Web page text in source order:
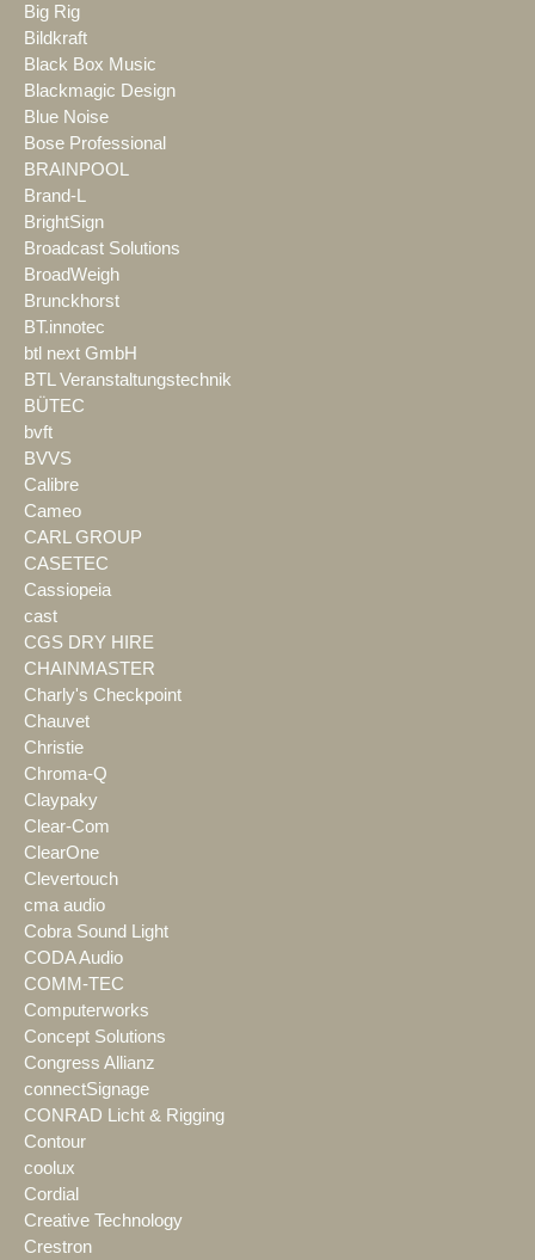
Big Rig
Bildkraft
Black Box Music
Blackmagic Design
Blue Noise
Bose Professional
BRAINPOOL
Brand-L
BrightSign
Broadcast Solutions
BroadWeigh
Brunckhorst
BT.innotec
btl next GmbH
BTL Veranstaltungstechnik
BÜTEC
bvft
BVVS
Calibre
Cameo
CARL GROUP
CASETEC
Cassiopeia
cast
CGS DRY HIRE
CHAINMASTER
Charly's Checkpoint
Chauvet
Christie
Chroma-Q
Claypaky
Clear-Com
ClearOne
Clevertouch
cma audio
Cobra Sound Light
CODA Audio
COMM-TEC
Computerworks
Concept Solutions
Congress Allianz
connectSignage
CONRAD Licht & Rigging
Contour
coolux
Cordial
Creative Technology
Crestron